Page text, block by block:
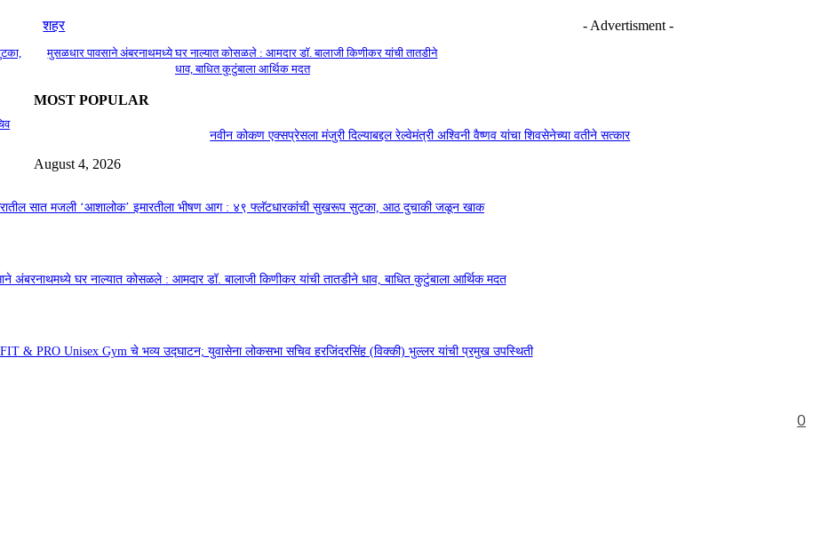
शहर
मुसळधार पावसाने अंबरनाथमध्ये घर नाल्यात कोसळले : आमदार डॉ. बालाजी किणीकर यांची तातडीने
धाव, बाधित कुटुंबाला आर्थिक मदत
- Advertisment -
MOST POPULAR
नवीन कोकण एक्सप्रेसला मंजुरी दिल्याबद्दल रेल्वेमंत्री अश्विनी वैष्णव यांचा शिवसेनेच्या वतीने सत्कार
August 4, 2026
सात मजली ‘आशालोक’ इमारतीला भीषण आग : ४९ फ्लॅटधारकांची सुखरूप सुटका, आठ दुचाकी जळून खाक
अंबरनाथमध्ये घर नाल्यात कोसळले : आमदार डॉ. बालाजी किणीकर यांची तातडीने धाव, बाधित कुटुंबाला आर्थिक मदत
& PRO Unisex Gym चे भव्य उद्घाटन; युवासेना लोकसभा सचिव हरजिंदरसिंह (विक्की) भुल्लर यांची प्रमुख उपस्थिती
0